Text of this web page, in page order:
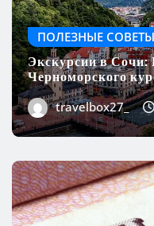
ПОЛЕЗНЫЕ СОВЕТЫ
Экскурсии в Сочи:
Черноморского
travelbox27_